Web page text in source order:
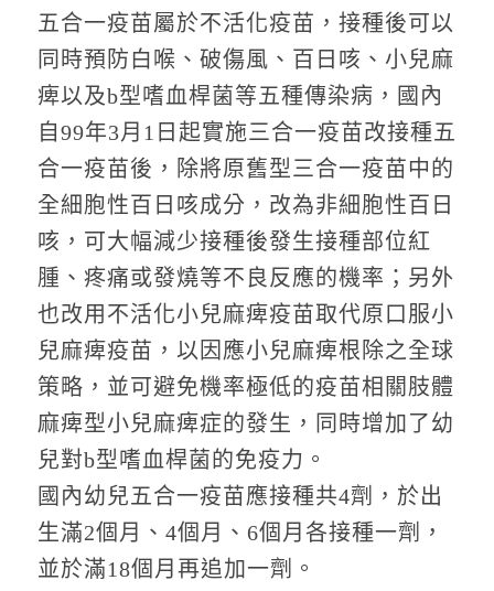
五合一疫苗屬於不活化疫苗，接種後可以
同時預防白喉、破傷風、百日咳、小兒麻
痺以及b型嗜血桿菌等五種傳染病，國內
自99年3月1日起實施三合一疫苗改接種五
合一疫苗後，除將原舊型三合一疫苗中的
全細胞性百日咳成分，改為非細胞性百日
咳，可大幅減少接種後發生接種部位紅
腫、疼痛或發燒等不良反應的機率；另外
也改用不活化小兒麻痺疫苗取代原口服小
兒麻痺疫苗，以因應小兒麻痺根除之全球
策略，並可避免機率極低的疫苗相關肢體
麻痺型小兒麻痺症的發生，同時增加了幼
兒對b型嗜血桿菌的免疫力。
國內幼兒五合一疫苗應接種共4劑，於出
生滿2個月、4個月、6個月各接種一劑，
並於滿18個月再追加一劑。